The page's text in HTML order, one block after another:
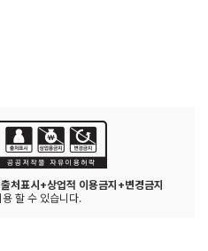
처표시+상업적 이용금지+변경금지
할 수 있습니다.